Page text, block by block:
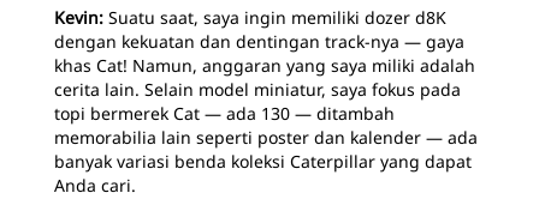
Kevin: Suatu saat, saya ingin memiliki dozer d8K
dengan kekuatan dan dentingan track-nya — gaya
khas Cat! Namun, anggaran yang saya miliki adalah
cerita lain. Selain model miniatur, saya fokus pada
topi bermerek Cat — ada 130 — ditambah
memorabilia lain seperti poster dan kalender — ada
banyak variasi benda koleksi Caterpillar yang dapat
Anda cari.